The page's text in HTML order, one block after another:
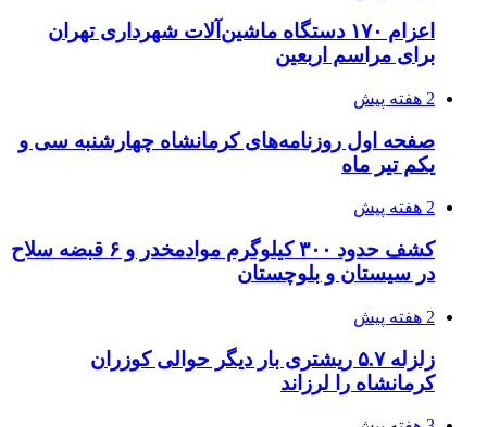
اعزام ۱۷۰ دستگاه ماشین‌آلات شهرداری تهران
برای مراسم اربعین
2 هفته پیش
صفحه اول روزنامه‌های کرمانشاه چهارشنبه سی و
یکم تیر ماه
2 هفته پیش
کشف حدود ۳۰۰ کیلوگرم موادمخدر و ۶ قبضه سلاح
در سیستان و بلوچستان
2 هفته پیش
زلزله ۵.۷ ریشتری بار دیگر حوالی کوزران
کرمانشاه را لرزاند